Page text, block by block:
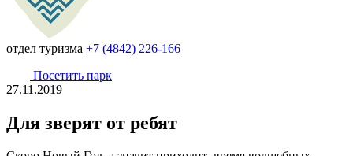
отдел туризма +7 (4842) 226-166
Посетить парк
27.11.2019
Для зверят от ребят